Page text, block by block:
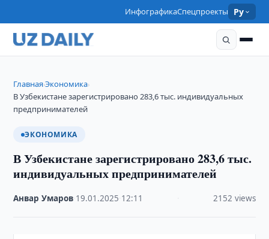
ИнфографикаСпецпроекты Ру
Главная›Экономика›
В Узбекистане зарегистрировано 283,6 тыс. индивидуальных
предпринимателей
ЭКОНОМИКА
В Узбекистане зарегистрировано 283,6 тыс.
индивидуальных предпринимателей
Анвар Умаров 19.01.2025 12:11 2152 views